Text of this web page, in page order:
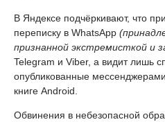
В Яндексе подчёркивают, что
переписку в WhatsApp
признанной экстремисткой и
Telegram и Viber, а видит лишь
опубликованные
книге Android.
Обвинения в небезопасной